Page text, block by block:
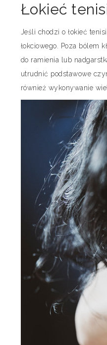
Łokieć
Jeśli chodzi o łokieć
łokciowego. Poza bólem
do ramienia lub
utrudnić podstawowe
również wykonywanie